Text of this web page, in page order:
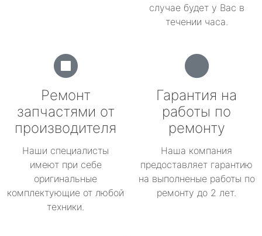
случае будет у Вас в
течении часа.
Ремонт
запчастями от
производителя
Наши специалисты
имеют при себе
оригинальные
комплектующие от любой
техники.
Гарантия на
работы по
ремонту
Наша компания
предоставляет гарантию
на выполненые работы по
ремонту до 2 лет.